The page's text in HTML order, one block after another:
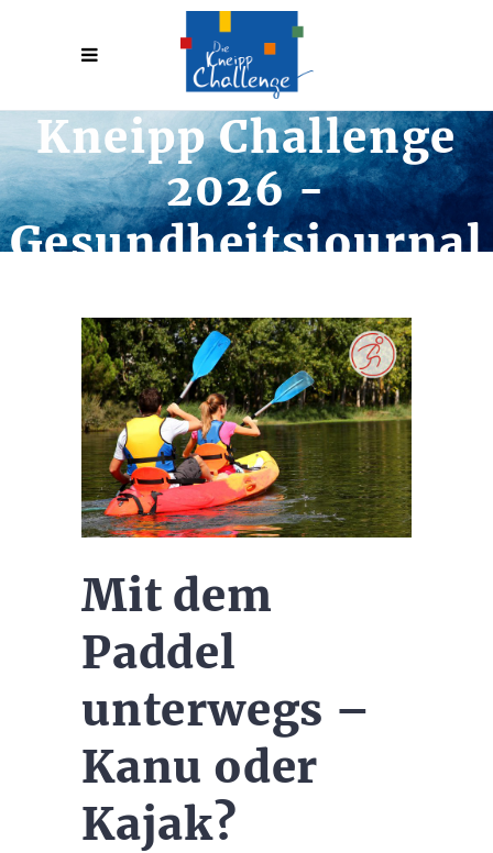
Kneipp Challenge
2026 -
Gesundheitsjournal
Mit dem
Paddel
unterwegs –
Kanu oder
Kajak?